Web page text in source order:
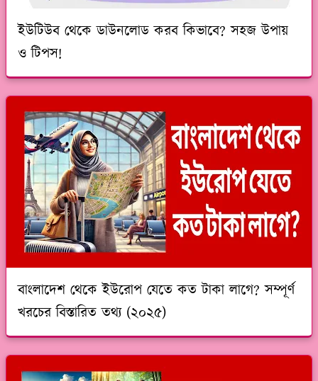
ইউটিউব থেকে ডাউনলোড করব কিভাবে? সহজ উপায়
ও টিপস!
বাংলাদেশ থেকে ইউরোপ যেতে কত টাকা লাগে? সম্পূর্ণ
খরচের বিস্তারিত তথ্য (২০২৫)